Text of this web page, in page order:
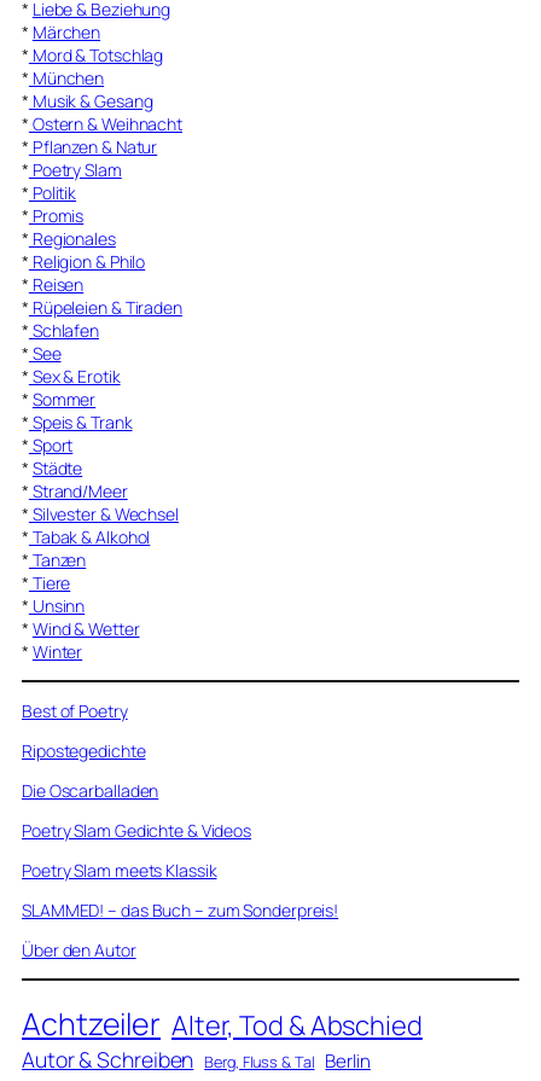
* Liebe & Beziehung
* Märchen
* Mord & Totschlag
* München
* Musik & Gesang
* Ostern & Weihnacht
* Pflanzen & Natur
* Poetry Slam
* Politik
* Promis
* Regionales
* Religion & Philo
* Reisen
* Rüpeleien & Tiraden
* Schlafen
* See
* Sex & Erotik
* Sommer
* Speis & Trank
* Sport
* Städte
* Strand/Meer
* Silvester & Wechsel
* Tabak & Alkohol
* Tanzen
* Tiere
* Unsinn
* Wind & Wetter
* Winter
Best of Poetry
Ripostegedichte
Die Oscarballaden
Poetry Slam Gedichte & Videos
Poetry Slam meets Klassik
SLAMMED! – das Buch – zum Sonderpreis!
Über den Autor
Achtzeiler Alter, Tod & Abschied
Autor & Schreiben Berg, Fluss & Tal Berlin